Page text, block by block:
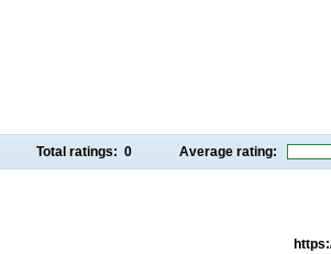
Total ratings: 0 Average rating: